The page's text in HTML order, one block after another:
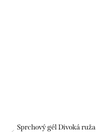
Sprchový gél Divoká ruža